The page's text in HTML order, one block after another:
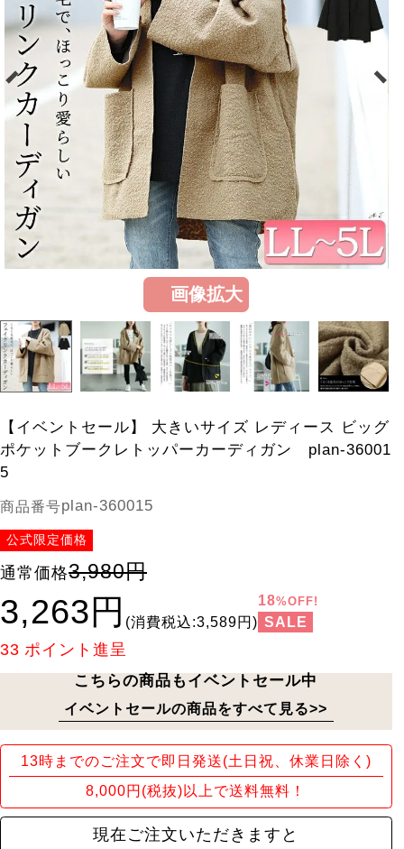
【イベントセール】 大きいサイズ レディース ビッグ
ポケットブークレトッパーカーディガン plan-36001
5
商品番号plan-360015
公式限定価格
通常価格3,980円
3,263円 (消費税込:3,589円)
18%OFF!
SALE
33 ポイント進呈
こちらの商品もイベントセール中
イベントセールの商品をすべて見る>>
13時までのご注文で即日発送(土日祝、休業日除く)
8,000円(税抜)以上で送料無料！
現在ご注文いただきますと
画像拡大